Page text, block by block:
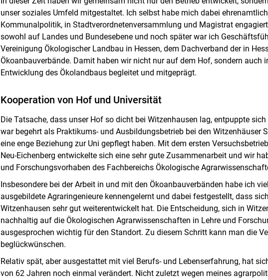
unser soziales Umfeld mitgestaltet. Ich selbst habe mich dabei
Kommunalpolitik, in Stadtverordnetenversammlung und Magistrat
sowohl auf Landes und Bundesebene und noch später war ich
Vereinigung Ökologischer Landbau in Hessen, dem Dachverband der in
Ökoanbauverbände. Damit haben wir nicht nur auf dem Hof, sondern auch
Entwicklung des Ökolandbaus begleitet und mitgeprägt.
Kooperation von Hof und Universität
Die Tatsache, dass unser Hof so dicht bei Witzenhausen lag, entpuppte
war begehrt als Praktikums- und Ausbildungsbetrieb bei den Witzenhäuser
eine enge Beziehung zur Uni gepflegt haben. Mit dem ersten
Neu-Eichenberg entwickelte sich eine sehr gute Zusammenarbeit und wir
und Forschungsvorhaben des Fachbereichs Ökologische
Insbesondere bei der Arbeit in und mit den Ökoanbauverbänden habe ich
ausgebildete Agraringenieure kennengelernt und dabei festgestellt, dass
Witzenhausen sehr gut weiterentwickelt hat. Die Entscheidung, sich in
nachhaltig auf die Ökologischen Agrarwissenschaften in Lehre und
ausgesprochen wichtig für den Standort. Zu diesem Schritt kann man die
beglückwünschen.
Relativ spät, aber ausgestattet mit viel Berufs- und Lebenserfahrung, hat
von 62 Jahren noch einmal verändert. Nicht zuletzt wegen meines